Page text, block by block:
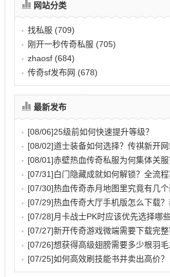
网站分类
找私服 (709)
刚开一秒传奇私服 (705)
zhaosf (684)
传奇sf发布网 (678)
最新发布
[08/06]25级前如何快速提升等级？
[08/02]道士装备如何选择？传祺新开网
[08/01]赤壁热血传奇私服为何集体关服
[07/31]白门隐藏成就如何解锁？全流程
[07/30]热血传奇赤月地图里究竟有几个
[07/29]热血传奇大厅手机版怎么下载？
[07/28]月卡战士PK时应该优先选择哪些
[07/27]新开传奇游戏微端需要下载完整
[07/26]想获得高级翅膀需要多少根羽毛
[07/25]如何高效刷技能书并卖出高价？